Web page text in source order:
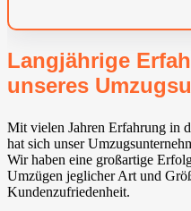
Langjährige
unseres
Mit vielen Jahren Erfahrung in
hat sich unser
Wir haben eine großartige
Umzügen jeglicher Art und
Kundenzufriedenheit.